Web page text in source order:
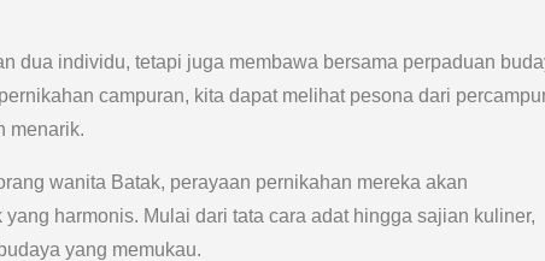
dua individu, tetapi juga membawa bersama perpaduan
campuran, kita dapat melihat pesona dari
menarik.
wanita Batak, perayaan pernikahan mereka akan
harmonis. Mulai dari tata cara adat hingga sajian kuliner,
yang memukau.